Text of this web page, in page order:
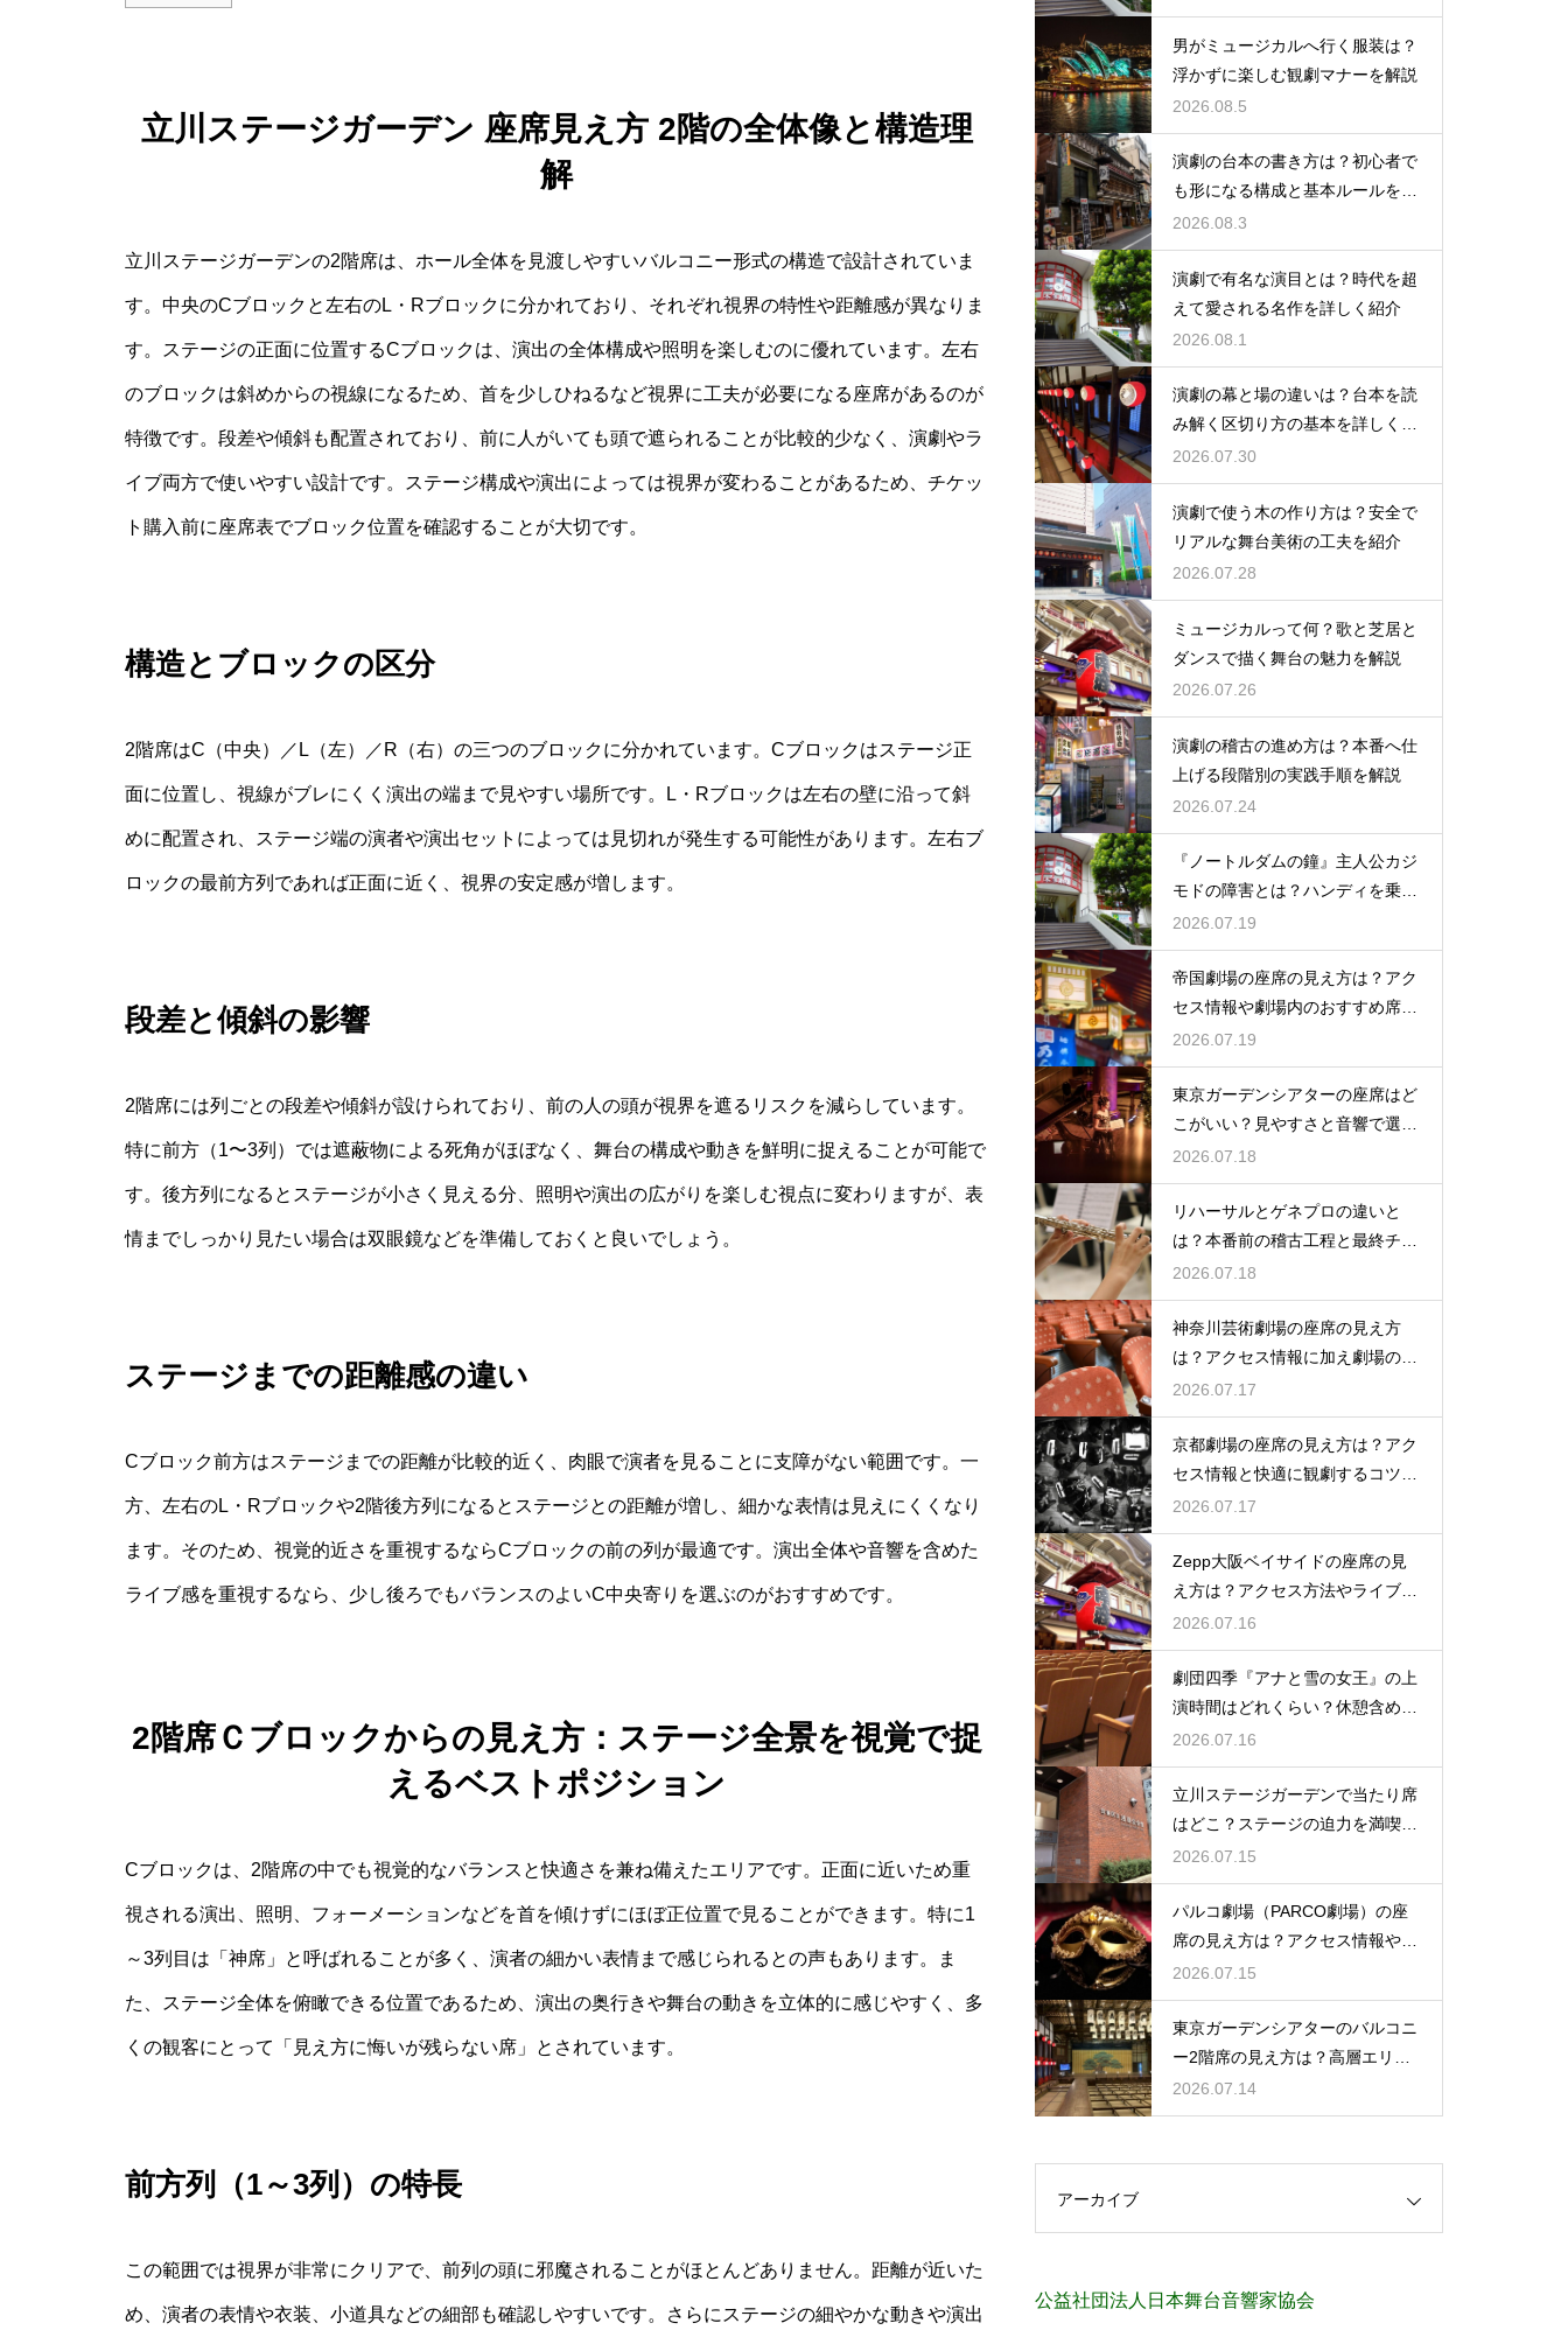
立川ステージガーデン 座席見え方 2階の全体像と構造理
解
立川ステージガーデンの2階席は、ホール全体を見渡しやすいバルコニー形式の構造で設計されていま
す。中央のCブロックと左右のL・Rブロックに分かれており、それぞれ視界の特性や距離感が異なりま
す。ステージの正面に位置するCブロックは、演出の全体構成や照明を楽しむのに優れています。左右
のブロックは斜めからの視線になるため、首を少しひねるなど視界に工夫が必要になる座席があるのが
特徴です。段差や傾斜も配置されており、前に人がいても頭で遮られることが比較的少なく、演劇やラ
イブ両方で使いやすい設計です。ステージ構成や演出によっては視界が変わることがあるため、チケッ
ト購入前に座席表でブロック位置を確認することが大切です。
構造とブロックの区分
2階席はC（中央）／L（左）／R（右）の三つのブロックに分かれています。Cブロックはステージ正
面に位置し、視線がブレにくく演出の端まで見やすい場所です。L・Rブロックは左右の壁に沿って斜
めに配置され、ステージ端の演者や演出セットによっては見切れが発生する可能性があります。左右ブ
ロックの最前方列であれば正面に近く、視界の安定感が増します。
段差と傾斜の影響
2階席には列ごとの段差や傾斜が設けられており、前の人の頭が視界を遮るリスクを減らしています。
特に前方（1〜3列）では遮蔽物による死角がほぼなく、舞台の構成や動きを鮮明に捉えることが可能で
す。後方列になるとステージが小さく見える分、照明や演出の広がりを楽しむ視点に変わりますが、表
情までしっかり見たい場合は双眼鏡などを準備しておくと良いでしょう。
ステージまでの距離感の違い
Cブロック前方はステージまでの距離が比較的近く、肉眼で演者を見ることに支障がない範囲です。一
方、左右のL・Rブロックや2階後方列になるとステージとの距離が増し、細かな表情は見えにくくなり
ます。そのため、視覚的近さを重視するならCブロックの前の列が最適です。演出全体や音響を含めた
ライブ感を重視するなら、少し後ろでもバランスのよいC中央寄りを選ぶのがおすすめです。
2階席Ｃブロックからの見え方：ステージ全景を視覚で捉
えるベストポジション
Cブロックは、2階席の中でも視覚的なバランスと快適さを兼ね備えたエリアです。正面に近いため重
視される演出、照明、フォーメーションなどを首を傾けずにほぼ正位置で見ることができます。特に1
～3列目は「神席」と呼ばれることが多く、演者の細かい表情まで感じられるとの声もあります。ま
た、ステージ全体を俯瞰できる位置であるため、演出の奥行きや舞台の動きを立体的に感じやすく、多
くの観客にとって「見え方に悔いが残らない席」とされています。
前方列（1～3列）の特長
この範囲では視界が非常にクリアで、前列の頭に邪魔されることがほとんどありません。距離が近いた
め、演者の表情や衣装、小道具などの細部も確認しやすいです。さらにステージの細やかな動きや演出
男がミュージカルへ行く服装は？
浮かずに楽しむ観劇マナーを解説
2026.08.5
演劇の台本の書き方は？初心者で
も形になる構成と基本ルールを解
説
2026.08.3
演劇で有名な演目とは？時代を超
えて愛される名作を詳しく紹介
2026.08.1
演劇の幕と場の違いは？台本を読
み解く区切り方の基本を詳しく解
説
2026.07.30
演劇で使う木の作り方は？安全で
リアルな舞台美術の工夫を紹介
2026.07.28
ミュージカルって何？歌と芝居と
ダンスで描く舞台の魅力を解説
2026.07.26
演劇の稽古の進め方は？本番へ仕
上げる段階別の実践手順を解説
2026.07.24
『ノートルダムの鐘』主人公カジ
モドの障害とは？ハンディを乗り
越える姿に感動
2026.07.19
帝国劇場の座席の見え方は？アク
セス情報や劇場内のおすすめ席を
徹底ガイド
2026.07.19
東京ガーデンシアターの座席はど
こがいい？見やすさと音響で選ぶ
おすすめのポジション
2026.07.18
リハーサルとゲネプロの違いと
は？本番前の稽古工程と最終チェ
ックの意味を解説
2026.07.18
神奈川芸術劇場の座席の見え方
は？アクセス情報に加え劇場の魅
力を徹底解説
2026.07.17
京都劇場の座席の見え方は？アク
セス情報と快適に観劇するコツを
事前にチェック
2026.07.17
Zepp大阪ベイサイドの座席の見
え方は？アクセス方法やライブを
楽しむポイントを紹介
2026.07.16
劇団四季『アナと雪の女王』の上
演時間はどれくらい？休憩含めた
公演の長さを解説
2026.07.16
立川ステージガーデンで当たり席
はどこ？ステージの迫力を満喫で
きるベストポジションを紹介
2026.07.15
パルコ劇場（PARCO劇場）の座
席の見え方は？アクセス情報や劇
場の特徴も徹底紹介
2026.07.15
東京ガーデンシアターのバルコニ
ー2階席の見え方は？高層エリア
からの視界と音響をチェック
2026.07.14
アーカイブ
公益社団法人日本舞台音響家協会